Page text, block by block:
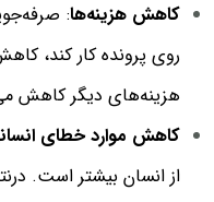
کاهش هزینه‌ها:
روی پرونده کار کند،
هزینه‌های دیگر کاهش
کاهش موارد خطای
از انسان بیشتر است.